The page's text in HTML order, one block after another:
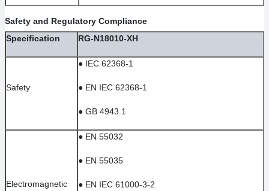
Safety and Regulatory Compliance
Specification
RG-N18010-XH
Safety
● IEC 62368-1
● EN IEC 62368-1
● GB 4943.1
Electromagnetic
● EN 55032
● EN 55035
● EN IEC 61000-3-2